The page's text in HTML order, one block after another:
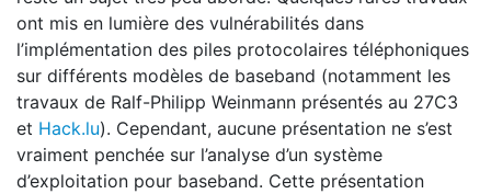
ont mis en lumière des vulnérabilités dans
l’implémentation des piles protocolaires téléphoniques
sur différents modèles de baseband (notamment les
travaux de Ralf-Philipp Weinmann présentés au 27C3
et Hack.lu). Cependant, aucune présentation ne s’est
vraiment penchée sur l’analyse d’un système
d’exploitation pour baseband. Cette présentation